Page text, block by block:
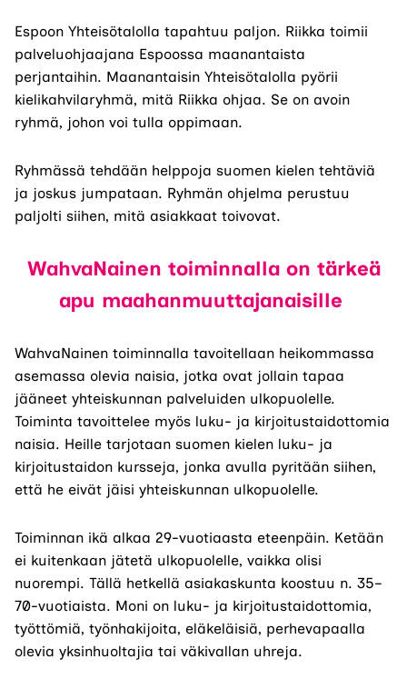
Espoon Yhteisötalolla tapahtuu paljon. Riikka toimii
palveluohjaajana Espoossa maanantaista
perjantaihin. Maanantaisin Yhteisötalolla pyörii
kielikahvilaryhmä, mitä Riikka ohjaa. Se on avoin
ryhmä, johon voi tulla oppimaan.
Ryhmässä tehdään helppoja suomen kielen tehtäviä
ja joskus jumpataan. Ryhmän ohjelma perustuu
paljolti siihen, mitä asiakkaat toivovat.
WahvaNainen toiminnalla on tärkeä
apu maahanmuuttajanaisille
WahvaNainen toiminnalla tavoitellaan heikommassa
asemassa olevia naisia, jotka ovat jollain tapaa
jääneet yhteiskunnan palveluiden ulkopuolelle.
Toiminta tavoittelee myös luku- ja kirjoitustaidottomia
naisia. Heille tarjotaan suomen kielen luku- ja
kirjoitustaidon kursseja, jonka avulla pyritään siihen,
että he eivät jäisi yhteiskunnan ulkopuolelle.
Toiminnan ikä alkaa 29-vuotiaasta eteenpäin. Ketään
ei kuitenkaan jätetä ulkopuolelle, vaikka olisi
nuorempi. Tällä hetkellä asiakaskunta koostuu n. 35–
70-vuotiaista. Moni on luku- ja kirjoitustaidottomia,
työttömiä, työnhakijoita, eläkeläisiä, perhevapaalla
olevia yksinhuoltajia tai väkivallan uhreja.